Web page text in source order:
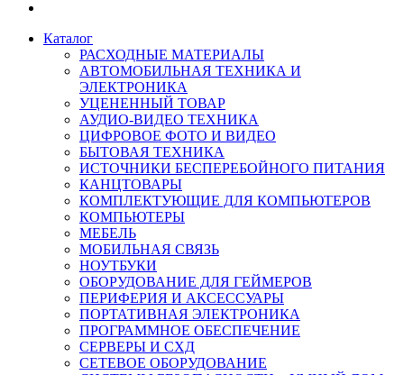
Каталог
РАСХОДНЫЕ МАТЕРИАЛЫ
АВТОМОБИЛЬНАЯ ТЕХНИКА И
ЭЛЕКТРОНИКА
УЦЕНЕННЫЙ ТОВАР
АУДИО-ВИДЕО ТЕХНИКА
ЦИФРОВОЕ ФОТО И ВИДЕО
БЫТОВАЯ ТЕХНИКА
ИСТОЧНИКИ БЕСПЕРЕБОЙНОГО ПИТАНИЯ
КАНЦТОВАРЫ
КОМПЛЕКТУЮЩИЕ ДЛЯ КОМПЬЮТЕРОВ
КОМПЬЮТЕРЫ
МЕБЕЛЬ
МОБИЛЬНАЯ СВЯЗЬ
НОУТБУКИ
ОБОРУДОВАНИЕ ДЛЯ ГЕЙМЕРОВ
ПЕРИФЕРИЯ И АКСЕССУАРЫ
ПОРТАТИВНАЯ ЭЛЕКТРОНИКА
ПРОГРАММНОЕ ОБЕСПЕЧЕНИЕ
СЕРВЕРЫ И СХД
СЕТЕВОЕ ОБОРУДОВАНИЕ